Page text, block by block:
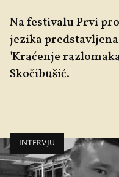
Na festivalu Prvi
jezika
'Kraćenje
Skočibušić.
INTERVJU